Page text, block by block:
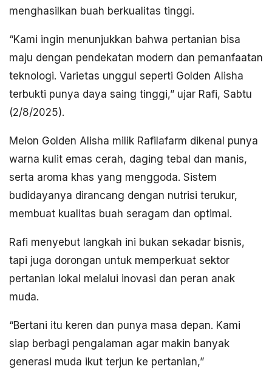
menghasilkan buah berkualitas tinggi.
“Kami ingin menunjukkan bahwa pertanian bisa
maju dengan pendekatan modern dan pemanfaatan
teknologi. Varietas unggul seperti Golden Alisha
terbukti punya daya saing tinggi,” ujar Rafi, Sabtu
(2/8/2025).
Melon Golden Alisha milik Rafilafarm dikenal punya
warna kulit emas cerah, daging tebal dan manis,
serta aroma khas yang menggoda. Sistem
budidayanya dirancang dengan nutrisi terukur,
membuat kualitas buah seragam dan optimal.
Rafi menyebut langkah ini bukan sekadar bisnis,
tapi juga dorongan untuk memperkuat sektor
pertanian lokal melalui inovasi dan peran anak
muda.
“Bertani itu keren dan punya masa depan. Kami
siap berbagi pengalaman agar makin banyak
generasi muda ikut terjun ke pertanian,”